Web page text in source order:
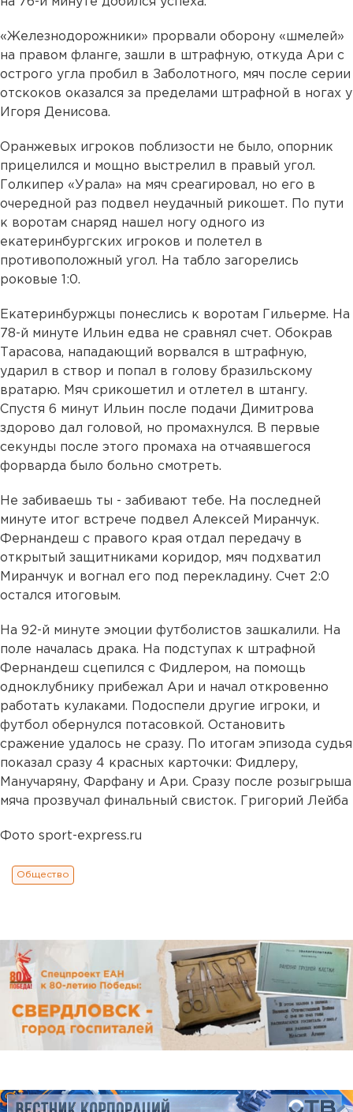
«Железнодорожники» прорвали оборону «шмелей»
на правом фланге, зашли в штрафную, откуда Ари с
острого угла пробил в Заболотного, мяч после серии
отскоков оказался за пределами штрафной в ногах у
Игоря Денисова.
Оранжевых игроков поблизости не было, опорник
прицелился и мощно выстрелил в правый угол.
Голкипер «Урала» на мяч среагировал, но его в
очередной раз подвел неудачный рикошет. По пути
к воротам снаряд нашел ногу одного из
екатеринбургских игроков и полетел в
противоположный угол. На табло загорелись
роковые 1:0.
Екатеринбуржцы понеслись к воротам Гильерме. На
78-й минуте Ильин едва не сравнял счет. Обокрав
Тарасова, нападающий ворвался в штрафную,
ударил в створ и попал в голову бразильскому
вратарю. Мяч срикошетил и отлетел в штангу.
Спустя 6 минут Ильин после подачи Димитрова
здорово дал головой, но промахнулся. В первые
секунды после этого промаха на отчаявшегося
форварда было больно смотреть.
Не забиваешь ты - забивают тебе. На последней
минуте итог встрече подвел Алексей Миранчук.
Фернандеш с правого края отдал передачу в
открытый защитниками коридор, мяч подхватил
Миранчук и вогнал его под перекладину. Счет 2:0
остался итоговым.
На 92-й минуте эмоции футболистов зашкалили. На
поле началась драка. На подступах к штрафной
Фернандеш сцепился с Фидлером, на помощь
одноклубнику прибежал Ари и начал откровенно
работать кулаками. Подоспели другие игроки, и
футбол обернулся потасовкой. Остановить
сражение удалось не сразу. По итогам эпизода судья
показал сразу 4 красных карточки: Фидлеру,
Манучаряну, Фарфану и Ари. Сразу после розыгрыша
мяча прозвучал финальный свисток. Григорий Лейба
Фото sport-express.ru
Общество